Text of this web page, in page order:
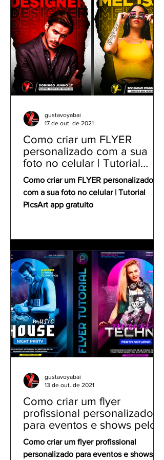
Como criar um FLYER
personalizado com a sua
foto no celular | Tutorial
PicsArt app gratuito
Como criar um FLYER personalizado
com a sua foto no celular | Tutorial
PicsArt app gratuito
gustavoyabai
17 de out. de 2021
Como criar um flyer
profissional personalizado
para eventos e shows pelo
celular | Tutorial PicsArt
Como criar um flyer profissional
personalizado para eventos e shows
gustavoyabai
13 de out. de 2021